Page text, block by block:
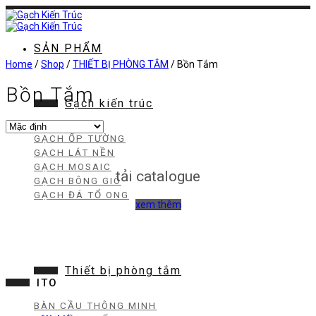
Chuyển
đến
nội
SẢN PHẨM
Gạch kiến trúc
GẠCH ỐP TƯỜNG
GẠCH LÁT NỀN
GẠCH MOSAIC
GẠCH BÔNG GIÓ
GẠCH ĐÁ TỔ ONG
Thiết bị phòng tắm
BÀN CẦU THÔNG MINH
Home /Shop /THIẾT BỊ PHÒNG TẮM / Bồn Tắm
Bồn Tắm
tải catalogue
xem thêm
ITO